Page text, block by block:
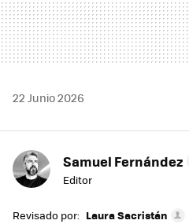
22 Junio 2026
Samuel Fernández
Editor
Revisado por: Laura Sacristán